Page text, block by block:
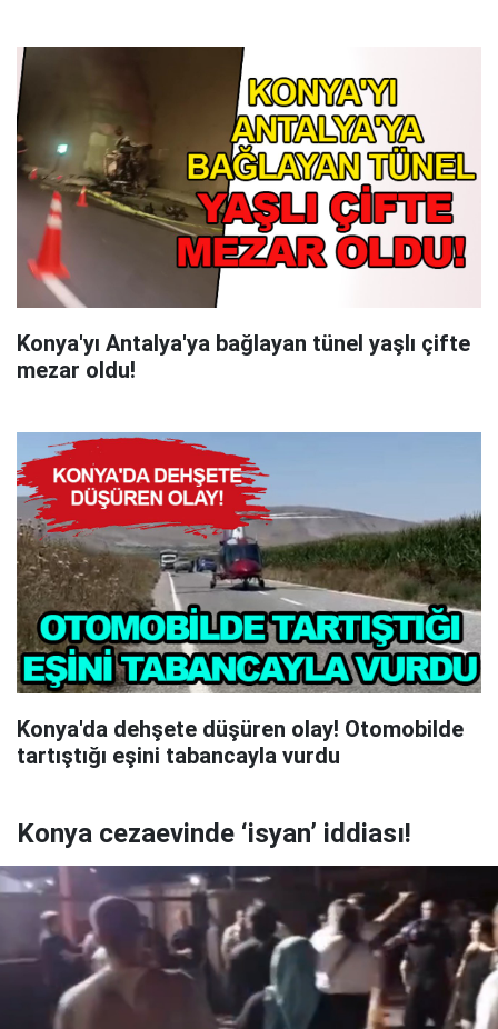
Konya'yı Antalya'ya bağlayan tünel yaşlı çifte
mezar oldu!
Konya'da dehşete düşüren olay! Otomobilde
tartıştığı eşini tabancayla vurdu
Konya cezaevinde ‘isyan’ iddiası!